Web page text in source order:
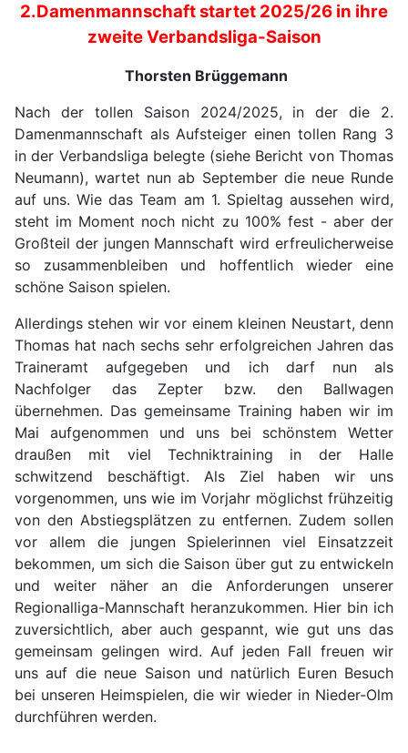
2.Damenmannschaft startet 2025/26 in ihre
zweite Verbandsliga-Saison
Thorsten Brüggemann
Nach der tollen Saison 2024/2025, in der die 2.
Damenmannschaft als Aufsteiger einen tollen Rang 3
in der Verbandsliga belegte (siehe Bericht von Thomas
Neumann), wartet nun ab September die neue Runde
auf uns. Wie das Team am 1. Spieltag aussehen wird,
steht im Moment noch nicht zu 100% fest - aber der
Großteil der jungen Mannschaft wird erfreulicherweise
so zusammenbleiben und hoffentlich wieder eine
schöne Saison spielen.
Allerdings stehen wir vor einem kleinen Neustart, denn
Thomas hat nach sechs sehr erfolgreichen Jahren das
Traineramt aufgegeben und ich darf nun als
Nachfolger das Zepter bzw. den Ballwagen
übernehmen. Das gemeinsame Training haben wir im
Mai aufgenommen und uns bei schönstem Wetter
draußen mit viel Techniktraining in der Halle
schwitzend beschäftigt. Als Ziel haben wir uns
vorgenommen, uns wie im Vorjahr möglichst frühzeitig
von den Abstiegsplätzen zu entfernen. Zudem sollen
vor allem die jungen Spielerinnen viel Einsatzzeit
bekommen, um sich die Saison über gut zu entwickeln
und weiter näher an die Anforderungen unserer
Regionalliga-Mannschaft heranzukommen. Hier bin ich
zuversichtlich, aber auch gespannt, wie gut uns das
gemeinsam gelingen wird. Auf jeden Fall freuen wir
uns auf die neue Saison und natürlich Euren Besuch
bei unseren Heimspielen, die wir wieder in Nieder-Olm
durchführen werden.